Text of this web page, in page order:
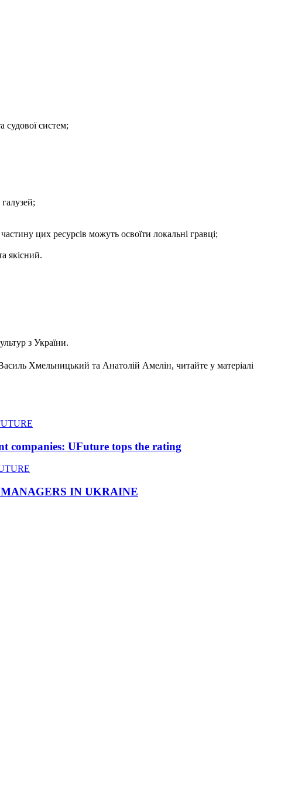
судової систем;
цих ресурсів можуть освоїти локальні гравці;
якісний.
з України.
Хмельницький та Анатолій Амелін, читайте у матеріалі
companies: UFuture tops the rating
IN UKRAINE